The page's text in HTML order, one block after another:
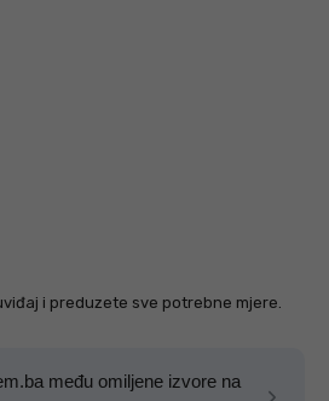
i preduzete sve potrebne mjere.
među omiljene izvore na